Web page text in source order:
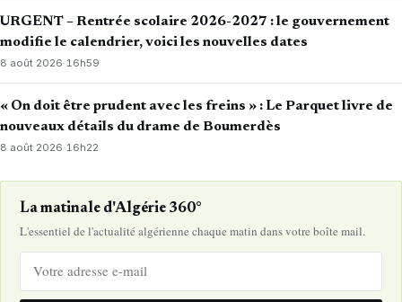
URGENT – Rentrée scolaire 2026-2027 : le gouvernement
modifie le calendrier, voici les nouvelles dates
8 août 2026· 16h59
« On doit être prudent avec les freins » : Le Parquet livre de
nouveaux détails du drame de Boumerdès
8 août 2026·16h22
La matinale d'Algérie 360°
L'essentiel de l'actualité algérienne chaque matin dans votre boîte mail.